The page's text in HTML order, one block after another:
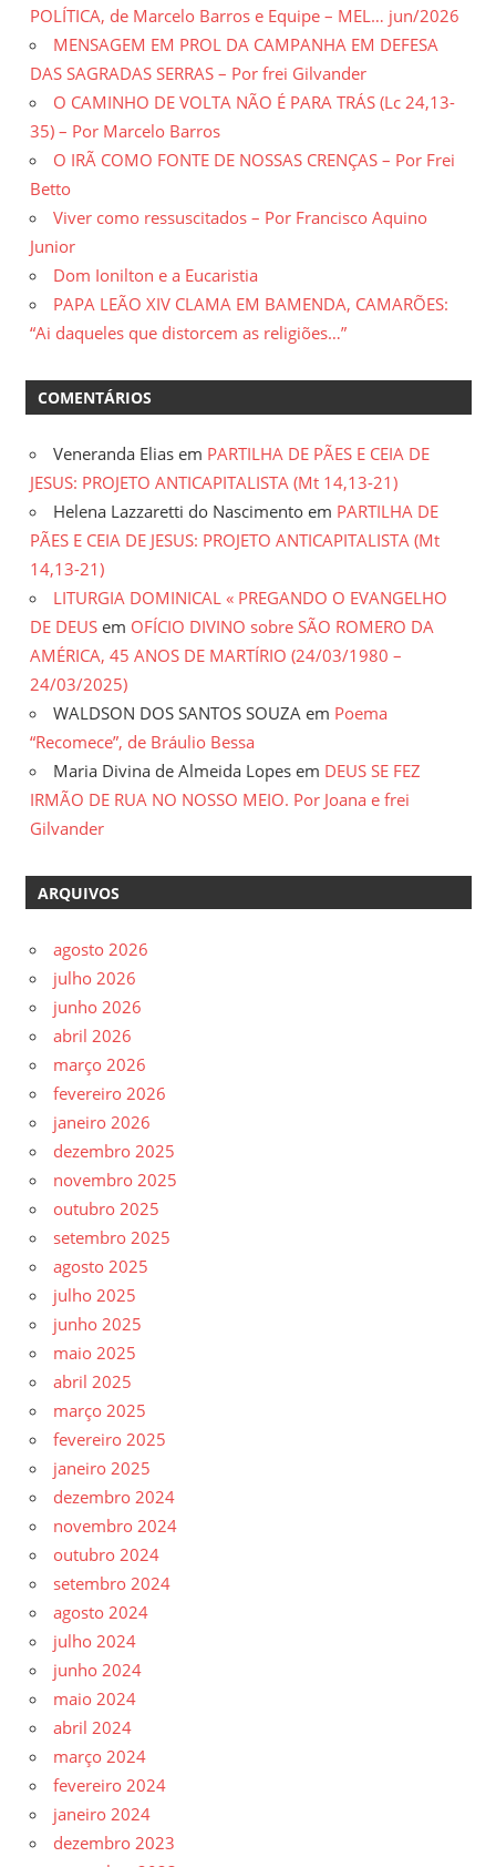
POLÍTICA, de Marcelo Barros e Equipe – MEL… jun/2026
MENSAGEM EM PROL DA CAMPANHA EM DEFESA
DAS SAGRADAS SERRAS – Por frei Gilvander
O CAMINHO DE VOLTA NÃO É PARA TRÁS (Lc 24,13-
35) – Por Marcelo Barros
O IRÃ COMO FONTE DE NOSSAS CRENÇAS – Por Frei
Betto
Viver como ressuscitados – Por Francisco Aquino
Junior
Dom Ionilton e a Eucaristia
PAPA LEÃO XIV CLAMA EM BAMENDA, CAMARÕES:
“Ai daqueles que distorcem as religiões…”
COMENTÁRIOS
Veneranda Elias em PARTILHA DE PÃES E CEIA DE
JESUS: PROJETO ANTICAPITALISTA (Mt 14,13-21)
Helena Lazzaretti do Nascimento em PARTILHA DE
PÃES E CEIA DE JESUS: PROJETO ANTICAPITALISTA (Mt
14,13-21)
LITURGIA DOMINICAL « PREGANDO O EVANGELHO
DE DEUS em OFÍCIO DIVINO sobre SÃO ROMERO DA
AMÉRICA, 45 ANOS DE MARTÍRIO (24/03/1980 –
24/03/2025)
WALDSON DOS SANTOS SOUZA em Poema
“Recomece”, de Bráulio Bessa
Maria Divina de Almeida Lopes em DEUS SE FEZ
IRMÃO DE RUA NO NOSSO MEIO. Por Joana e frei
Gilvander
ARQUIVOS
agosto 2026
julho 2026
junho 2026
abril 2026
março 2026
fevereiro 2026
janeiro 2026
dezembro 2025
novembro 2025
outubro 2025
setembro 2025
agosto 2025
julho 2025
junho 2025
maio 2025
abril 2025
março 2025
fevereiro 2025
janeiro 2025
dezembro 2024
novembro 2024
outubro 2024
setembro 2024
agosto 2024
julho 2024
junho 2024
maio 2024
abril 2024
março 2024
fevereiro 2024
janeiro 2024
dezembro 2023